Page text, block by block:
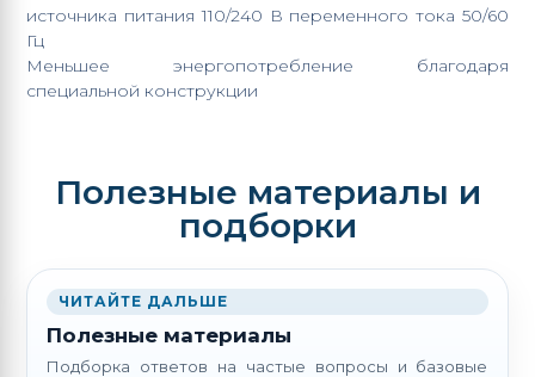
источника питания 110/240 В переменного тока 50/60
Гц
Меньшее энергопотребление благодаря
специальной конструкции
Полезные материалы и
подборки
ЧИТАЙТЕ ДАЛЬШЕ
Полезные материалы
Подборка ответов на частые вопросы и базовые